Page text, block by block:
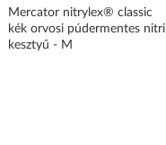
Mercator nitrylex® classic
kék orvosi púdermentes nitril
kesztyű - M